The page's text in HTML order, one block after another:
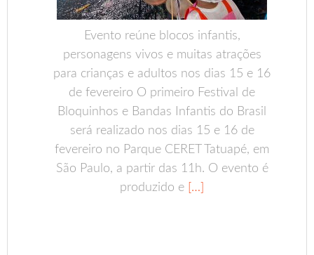
Evento reúne blocos infantis,
personagens vivos e muitas atrações
para crianças e adultos nos dias 15 e 16
de fevereiro O primeiro Festival de
Bloquinhos e Bandas Infantis do Brasil
será realizado nos dias 15 e 16 de
fevereiro no Parque CERET Tatuapé, em
São Paulo, a partir das 11h. O evento é
produzido e […]